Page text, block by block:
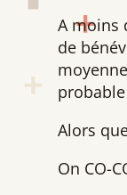
A moins
de
Alors
On CO-